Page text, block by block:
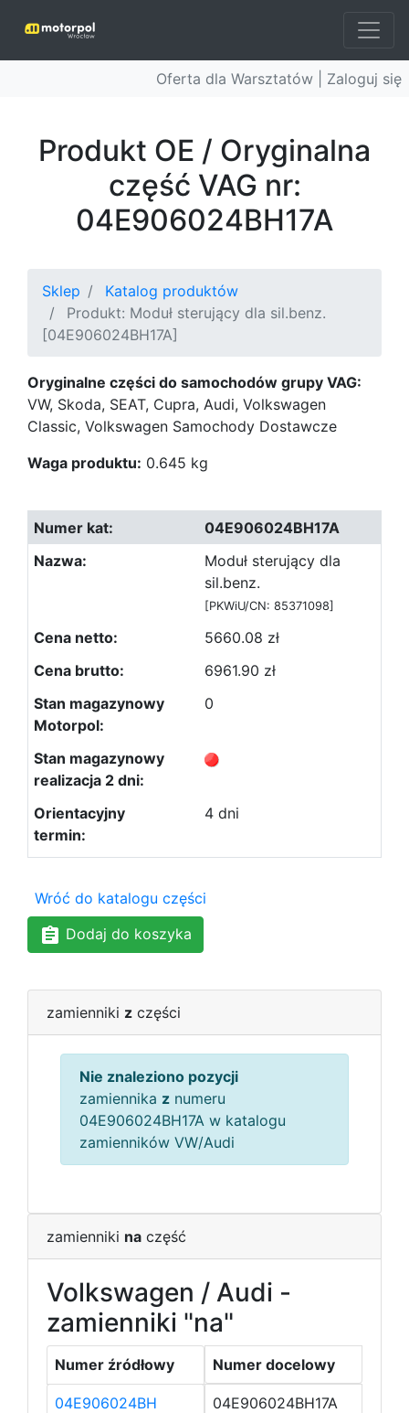
Oferta dla Warsztatów | Zaloguj się
Produkt OE / Oryginalna
część VAG nr:
04E906024BH17A
Sklep
Katalog produktów
Produkt: Moduł sterujący dla sil.benz.
[04E906024BH17A]
Oryginalne części do samochodów grupy VAG:
VW, Skoda, SEAT, Cupra, Audi, Volkswagen
Classic, Volkswagen Samochody Dostawcze
Waga produktu: 0.645 kg
04E906024BH17A
Moduł sterujący dla
sil.benz.
[PKWiU/CN: 85371098]
5660.08 zł
6961.90 zł
0
4 dni
Wróć do katalogu części
Dodaj do koszyka
zamienniki z części
Nie znaleziono pozycji
zamiennika z numeru
04E906024BH17A w katalogu
zamienników VW/Audi
zamienniki na część
Volkswagen / Audi -
zamienniki "na"
Numer źródłowy Numer docelowy
04E906024BH 04E906024BH17A